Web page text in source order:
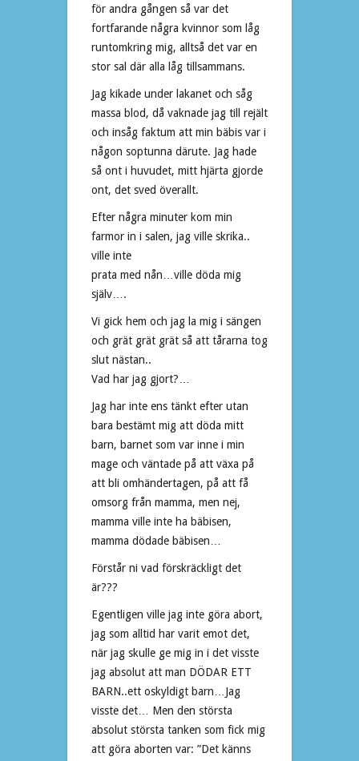
för andra gången så var det
fortfarande några kvinnor som låg
runtomkring mig, alltså det var en
stor sal där alla låg tillsammans.
Jag kikade under lakanet och såg
massa blod, då vaknade jag till rejält
och insåg faktum att min bäbis var i
någon soptunna därute. Jag hade
så ont i huvudet, mitt hjärta gjorde
ont, det sved överallt.
Efter några minuter kom min
farmor in i salen, jag ville skrika..
ville inte
prata med nån…ville döda mig
själv….
Vi gick hem och jag la mig i sängen
och grät grät grät så att tårarna tog
slut nästan..
Vad har jag gjort?…
Jag har inte ens tänkt efter utan
bara bestämt mig att döda mitt
barn, barnet som var inne i min
mage och väntade på att växa på
att bli omhändertagen, på att få
omsorg från mamma, men nej,
mamma ville inte ha bäbisen,
mamma dödade bäbisen…
Förstår ni vad förskräckligt det
är???
Egentligen ville jag inte göra abort,
jag som alltid har varit emot det,
när jag skulle ge mig in i det visste
jag absolut att man DÖDAR ETT
BARN..ett oskyldigt barn…Jag
visste det… Men den största
absolut största tanken som fick mig
att göra aborten var: ”Det känns